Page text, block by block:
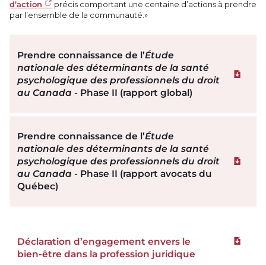
d’action
précis comportant une centaine d’actions à prendre
par l’ensemble de la communauté.»
Prendre connaissance de l’Étude
nationale des déterminants de la santé
psychologique des professionnels du droit
au Canada - Phase II (rapport global)
Prendre connaissance de l’Étude
nationale des déterminants de la santé
psychologique des professionnels du droit
au Canada - Phase II (rapport avocats du
Québec)
Déclaration d’engagement envers le
bien-être dans la profession juridique